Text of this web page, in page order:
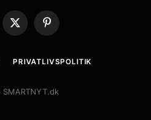
X
(Twitter)
Pinterest
PRIVATLIVSPOLITIK